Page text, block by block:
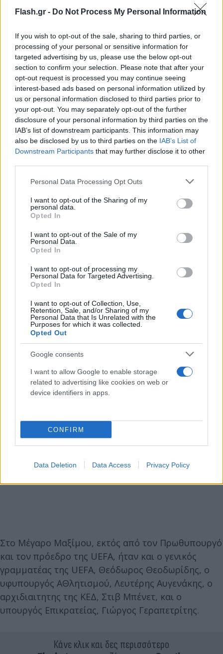
Flash.gr - Do Not Process My Personal Information
If you wish to opt-out of the sale, sharing to third parties, or
processing of your personal or sensitive information for
targeted advertising by us, please use the below opt-out
section to confirm your selection. Please note that after your
opt-out request is processed you may continue seeing
interest-based ads based on personal information utilized by
us or personal information disclosed to third parties prior to
your opt-out. You may separately opt-out of the further
disclosure of your personal information by third parties on the
IAB’s list of downstream participants. This information may
also be disclosed by us to third parties on the IAB’s List of
Downstream Participants that may further disclose it to other
Please note that this website/app uses one or more Google
not limited to your visit or usage behaviour. You may click to
grant or deny consent to Google and its third-party tags to
use your data for below specified purposes in below Google
consent section.
Personal Data Processing Opt Outs
I want to opt-out of the Sharing of my
personal data.
Opted In
I want to opt-out of the Sale of my
Personal Data.
Opted In
I want to opt-out of processing my
Personal Data for Targeted Advertising.
Opted In
I want to opt-out of Collection, Use,
Retention, Sale, and/or Sharing of my
Personal Data that Is Unrelated with the
Purposes for which it was collected.
Opted Out
Google consents
I want to allow Google to enable storage
related to advertising like cookies on web or
device identifiers in apps.
CONFIRM
Data Deletion Data Access Privacy Policy
Στην αρχή της συνάντησης, ο πρωθυπουργός είπε
προς τη σωστή κατεύθυνση» για την αντιμετώπιση
ζητημάτων που απασχολούν το ποδόσφαιρο και
εξέφρασε την αποφασιστικότητα της κυβέρνησης
να λύσει «όλα τα εκκρεμή ζητήματα». Σημείωσε
επίσης ότι «στον βαθμό που μπορούμε να
παρέμβουμε, σεβόμενοι την ανεξαρτησία της
Ομοσπονδίας, θα κάνουμε ό,τι είναι απαραίτητο
για να διασφαλίσουμε ότι θα αφήσουμε πίσω μας
όλα τα προβλήματα που έχουμε κληρονομήσει».
προσανατολισμό και την καθοδήγηση και θα τα
καταφέρουμε», προσέθεσε ο Κυριάκος Μητσοτάκης.
Στο Μέγαρο Μαξίμου, εκτός από τον Πρωθυπουργό
και τον πρόεδρο της UEFΑ, ήταν και ο γενικός
γραμματέας της UEFA, Θεόδωρος Θεοδωρίδης, ο
υφυπουργός ΑΘλητισμού, Λευτέρης Αυγενάκης, ο
αρχιδιαιτητης της ΚΕΔ, Στιβ Μπένετ, και ο
υπουργός Επικρατείας, Γιώργος Γεραπετρίτης.
Κάνε κλικ και δες περισσότερο